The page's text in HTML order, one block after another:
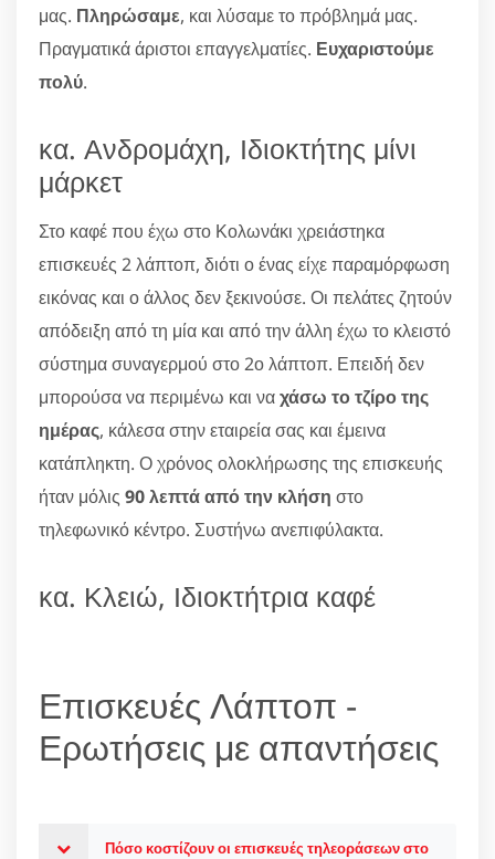
μας. Πληρώσαμε, και λύσαμε το πρόβλημά μας.
Πραγματικά άριστοι επαγγελματίες. Ευχαριστούμε
πολύ.
κα. Ανδρομάχη, Ιδιοκτήτης μίνι
μάρκετ
Στο καφέ που έχω στο Κολωνάκι χρειάστηκα
επισκευές 2 λάπτοπ, διότι ο ένας είχε παραμόρφωση
εικόνας και ο άλλος δεν ξεκινούσε. Οι πελάτες ζητούν
απόδειξη από τη μία και από την άλλη έχω το κλειστό
σύστημα συναγερμού στο 2ο λάπτοπ. Επειδή δεν
μπορούσα να περιμένω και ναχάσω το τζίρο της
ημέρας, κάλεσα στην εταιρεία σας και έμεινα
κατάπληκτη. Ο χρόνος ολοκλήρωσης της επισκευής
ήταν μόλις 90 λεπτά από την κλήση στο
τηλεφωνικό κέντρο. Συστήνω ανεπιφύλακτα.
κα. Κλειώ, Ιδιοκτήτρια καφέ
Επισκευές Λάπτοπ -
Ερωτήσεις με απαντήσεις
Πόσο κοστίζουν οι επισκευές τηλεοράσεων στο